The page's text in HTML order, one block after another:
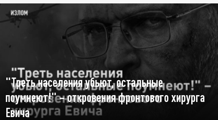
"Треть населения убьют, остальные
поумнеют!" – откровения фронтового хирурга
Евича